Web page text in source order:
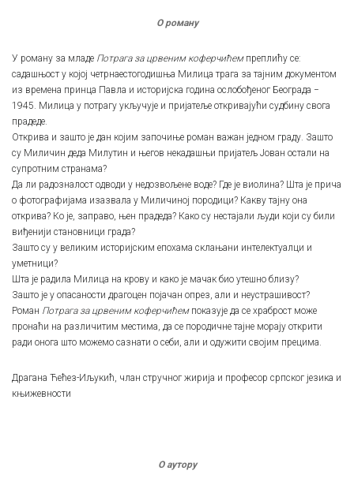
О роману
У роману за младе Потрага за црвеним коферчићемпреплићу се:
садашњост у којој четрнаестогодишња Милица трага за тајним документом
из времена принца Павла и историјска година ослобођеног Београда −
1945. Милица у потрагу укључује и пријатеље откривајући судбину свога
прадеде.
Открива и зашто је дан којим започиње роман важан једном граду. Зашто
су Миличин деда Милутин и његов некадашњи пријатељ Јован остали на
супротним странама?
Да ли радозналост одводи у недозвољене воде? Где је виолина? Шта је прича
о фотографијама изазвала у Миличиној породици? Какву тајну она
открива? Ко је, заправо, њен прадеда? Како су нестајали људи који су били
виђенији становници града?
Зашто су у великим историјским епохама склањани интелектуалци и
уметници?
Шта је радила Милица на крову и како је мачак био утешно близу?
Зашто је у опасаности драгоцен појачан опрез, али и неустрашивост?
Роман Потрага за црвеним коферчићемпоказује да се храброст може
пронаћи на различитим местима, да се породичне тајне морају открити
ради онога што можемо сазнати о себи, али и одужити својим прецима.
Драгана Ћећез-Иљукић, члан стручног жирија и професор српског језика и
књижевности
О аутору